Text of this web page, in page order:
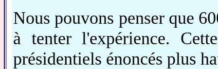
Nous pouvons penser que
à tenter l'expérience.
présidentiels énoncés plus